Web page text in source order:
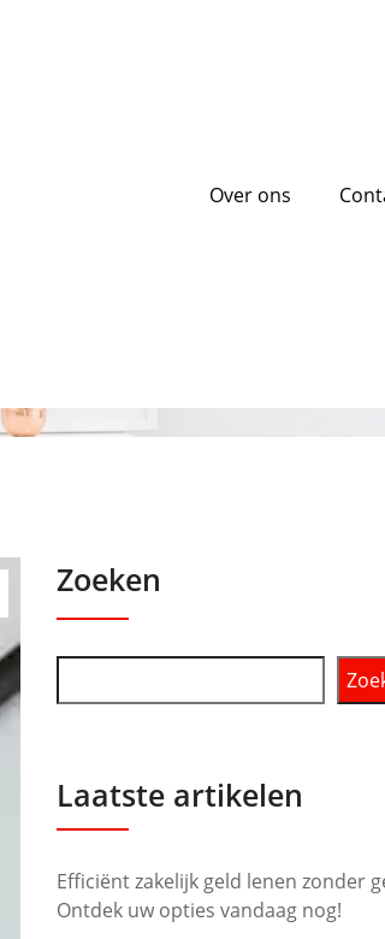
Over ons
Zoeken
Laatste artikelen
Efficiënt zakelijk geld lenen zonder
Ontdek uw opties vandaag nog!